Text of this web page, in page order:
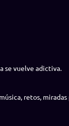
se vuelve adictiva.
retos,